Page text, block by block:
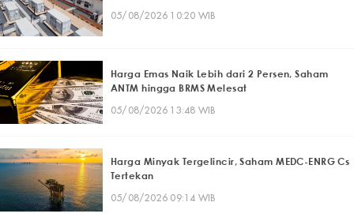
05/08/2026 10:20 WIB
Harga Emas Naik Lebih dari 2 Persen, Saham
ANTM hingga BRMS Melesat
05/08/2026 13:48 WIB
Harga Minyak Tergelincir, Saham MEDC-ENRG Cs
Tertekan
05/08/2026 09:14 WIB